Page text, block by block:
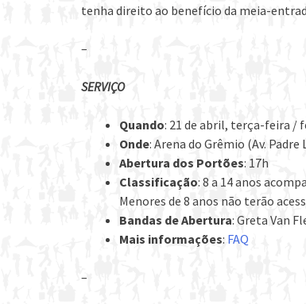
tenha direito ao benefício da meia-
–
SERVIÇO
Quando: 21 de abril, terça-feira /
Onde: Arena do Grêmio (Av.
Abertura dos Portões: 17h
Classificação: 8 a 14 anos
Menores de 8 anos não terão
Bandas de Abertura: Greta Van
Mais informações: FAQ
–